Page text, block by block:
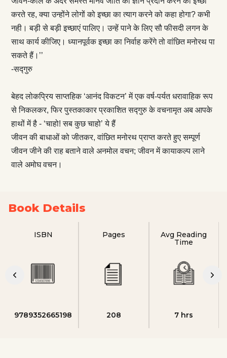
करते रह, क्या उन्होंने लोगों को इच्छा का त्याग करने को कहा होगा? कभी
नही। बड़ी से बड़ी इच्छाएं पालिए। उन्हें पाने के लिए सौ फीसदी लगन के
साथ कार्य कीजिए। ध्यानपूर्वक इच्छा का निर्वाह करेंगे तो वांछित मनोरथ पा
सकते हैं।’’
-सद्गुरु
बेहद लोकप्रिय साप्तहिक ‘आनंद विकटन’ में एक वर्ष-पर्यत धरावाहिक रूप
से निकलकर, फिर पुस्तकाकार प्रकाशित सद्गुरु के वचनामृत अब आपके
हाथों में है - ‘चाहो! सब कुछ चाहो’ ये हैं
जीवन की बाधाओं को जीतकर, वांछित मनोरथ प्राप्त करते हुए सम्पूर्ण
जीवन जीने की राह बताने वाले अनमोल वचन; जीवन में कायाकल्प लाने
वाले अमोघ वचन।
Book Details
ISBN
9789352665198
Pages
208
Avg Reading
Time
7 hrs